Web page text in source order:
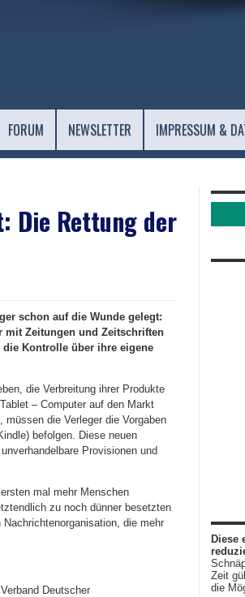
FORUM NEWSLETTER IMPRESSUM &
Die Rettung der
schon auf die Wunde gelegt:
mit Zeitungen und Zeitschriften
Kontrolle über ihre eigene
die Verbreitung ihrer Produkte
– Computer auf den Markt
die Verleger die Vorgaben
befolgen. Diese neuen
Provisionen und
mal mehr Menschen
zu noch dünner besetzten
die mehr
Deutscher
Diese
Zeit
die